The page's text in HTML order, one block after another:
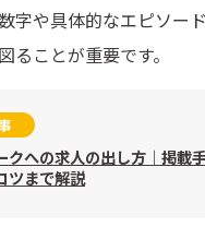
字や具体的なエピソー
ることが重要です。
クへの求人の出し方｜掲載
ツまで解説